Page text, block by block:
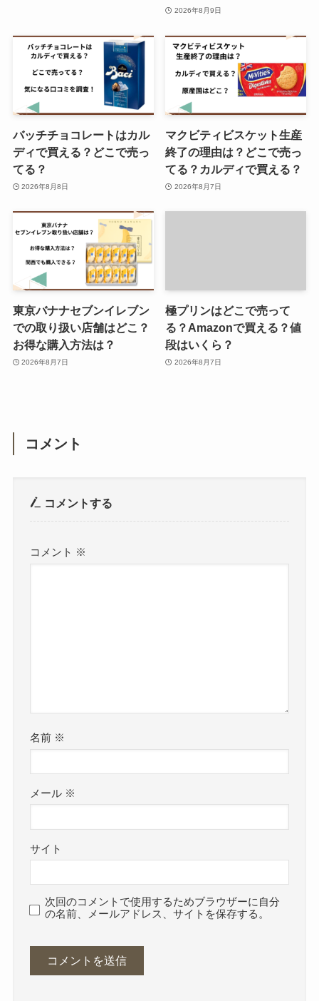
2026年8月9日
バッチチョコレートはカル
ディで買える？どこで売っ
てる？
2026年8月8日
マクビティビスケット生産
終了の理由は？どこで売っ
てる？カルディで買える？
2026年8月7日
東京バナナセブンイレブン
での取り扱い店舗はどこ？
お得な購入方法は？
2026年8月7日
極プリンはどこで売って
る？Amazonで買える？値
段はいくら？
2026年8月7日
コメント
コメントする
コメント ※
名前 ※
メール ※
サイト
次回のコメントで使用するためブラウザーに自分
の名前、メールアドレス、サイトを保存する。